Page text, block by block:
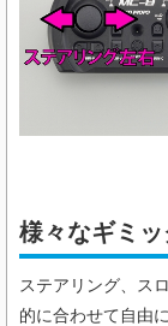
様々なギミ
ステアリング、ス
的に合わせて自由